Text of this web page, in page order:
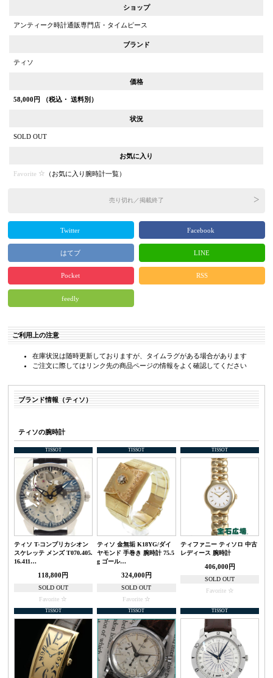
ショップ
アンティーク時計通販専門店・タイムピース
ブランド
ティソ
価格
58,000 円 （税込・ 送料別）
状況
SOLD OUT
お気に入り
Favorite （お気に入り腕時計一覧）
売り切れ／掲載終了
Twitter Facebook
はてブ LINE
Pocket RSS
feedly
ご利用上の注意
在庫状況は随時更新しておりますが、タイムラグがある場合があります
ご注文に際してはリンク先の商品ページの情報をよく確認してください
ブランド情報（ティソ）
ティソの腕時計
TISSOT
ティソ T-コンプリカシオン
スケレッテ メンズ T070.405.
16.411…
118,800円
SOLD OUT
Favorite
TISSOT
ティソ 金無垢 K18YG/ダイ
ヤモンド 手巻き 腕時計 75.5
g ゴール…
324,000円
SOLD OUT
Favorite
TISSOT
ティファニー ティソロ 中古
レディース 腕時計
406,000円
SOLD OUT
Favorite
TISSOT TISSOT TISSOT